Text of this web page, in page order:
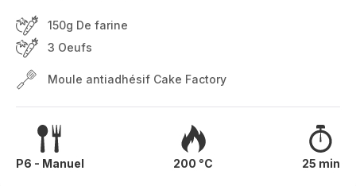
150g De farine
3 Oeufs
Moule antiadhésif Cake Factory
P6 - Manuel 200 °C 25 min